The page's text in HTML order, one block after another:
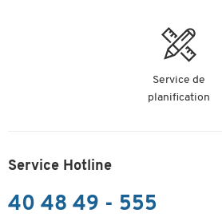
Service de
planification
Service Hotline
40 48 49 - 555